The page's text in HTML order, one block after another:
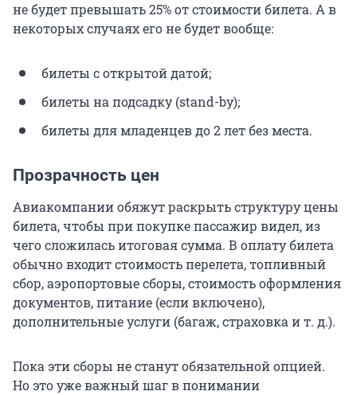
не будет превышать 25% от стоимости билета. А в
некоторых случаях его не будет вообще:
билеты с открытой датой;
билеты на подсадку (stand-by);
билеты для младенцев до 2 лет без места.
Прозрачность цен
Авиакомпании обяжут раскрыть структуру цены
билета, чтобы при покупке пассажир видел, из
чего сложилась итоговая сумма. В оплату билета
обычно входит стоимость перелета, топливный
сбор, аэропортовые сборы, стоимость оформления
документов, питание (если включено),
дополнительные услуги (багаж, страховка и т. д.).
Пока эти сборы не станут обязательной опцией.
Но это уже важный шаг в понимании